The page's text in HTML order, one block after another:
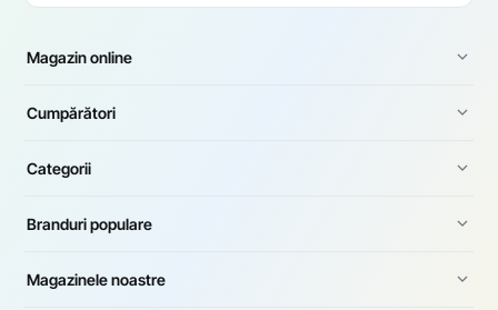
Magazin online
Cumpărători
Categorii
Branduri populare
Magazinele noastre